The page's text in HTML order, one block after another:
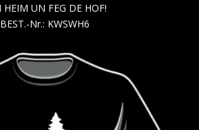
HEIM UN FEG DE HOF!
BEST.-Nr.: KWSWH6